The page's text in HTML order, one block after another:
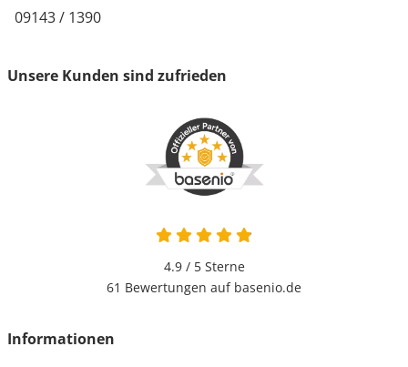
09143 / 1390
Unsere Kunden sind zufrieden
4.9 / 5Sterne
61 Bewertungen auf basenio.de
Informationen